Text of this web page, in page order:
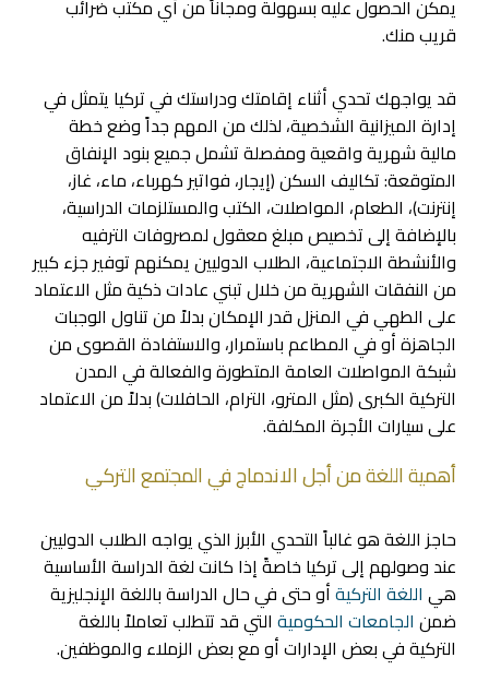
يمكن الحصول عليه بسهولة ومجاناً من أي مكتب ضرائب
قريب منك.
قد يواجهك تحدي أثناء إقامتك ودراستك في تركيا يتمثل في
إدارة الميزانية الشخصية، لذلك من المهم جداً وضع خطة
مالية شهرية واقعية ومفصلة تشمل جميع بنود الإنفاق
المتوقعة: تكاليف السكن (إيجار، فواتير كهرباء، ماء، غاز،
إنترنت)، الطعام، المواصلات، الكتب والمستلزمات الدراسية،
بالإضافة إلى تخصيص مبلغ معقول لمصروفات الترفيه
والأنشطة الاجتماعية، الطلاب الدوليين يمكنهم توفير جزء كبير
من النفقات الشهرية من خلال تبني عادات ذكية مثل الاعتماد
على الطهي في المنزل قدر الإمكان بدلاً من تناول الوجبات
الجاهزة أو في المطاعم باستمرار، والاستفادة القصوى من
شبكة المواصلات العامة المتطورة والفعالة في المدن
التركية الكبرى (مثل المترو، الترام، الحافلات) بدلاً من الاعتماد
على سيارات الأجرة المكلفة.
أهمية اللغة من أجل الاندماج في المجتمع التركي
حاجز اللغة هو غالباً التحدي الأبرز الذي يواجه الطلاب الدوليين
عند وصولهم إلى تركيا خاصةً إذا كانت لغة الدراسة الأساسية
هي اللغة التركيةأو حتى في حال الدراسة باللغة الإنجليزية
ضمن الجامعات الحكومية التي قد تتطلب تعاملاً باللغة
التركية في بعض الإدارات أو مع بعض الزملاء والموظفين.